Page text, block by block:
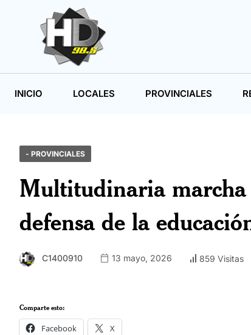
INICIO LOCALES PROVINCIALES
- PROVINCIALES
Multitudinaria
defensa de la
C1400910 13 mayo, 2026 859 Visitas
Comparte esto:
Facebook X